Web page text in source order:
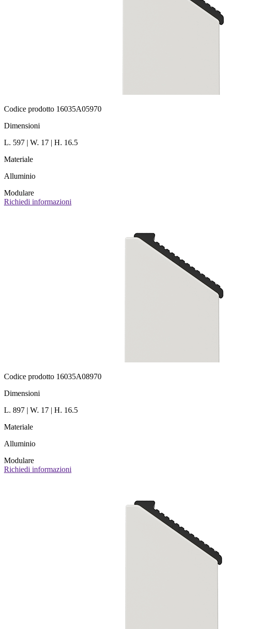
Codice prodotto 16035A05970
Dimensioni
L. 597 | W. 17 | H. 16.5
Materiale
Alluminio
Modulare
Richiedi informazioni
Codice prodotto 16035A08970
Dimensioni
L. 897 | W. 17 | H. 16.5
Materiale
Alluminio
Modulare
Richiedi informazioni